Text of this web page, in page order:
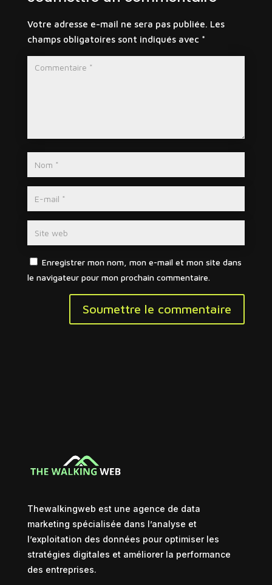
Votre adresse e-mail ne sera pas publiée. Les
champs obligatoires sont indiqués avec *
Enregistrer mon nom, mon e-mail et mon site dans
le navigateur pour mon prochain commentaire.
Soumettre le commentaire
Thewalkingweb est une agence de data
marketing spécialisée dans l’analyse et
l’exploitation des données pour optimiser les
stratégies digitales et améliorer la performance
des entreprises.